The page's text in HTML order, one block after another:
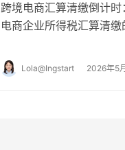
跨境电商汇算清缴倒计
电商企业所得税汇算清
Lola@Ingstart 2026年5